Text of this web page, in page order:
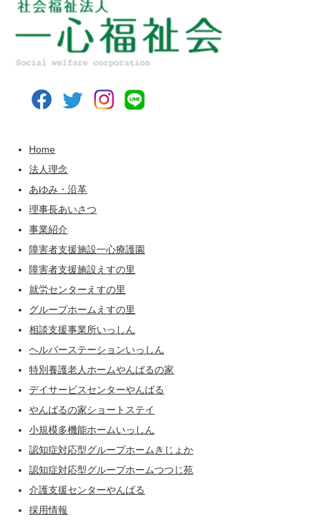
Home
法人理念
あゆみ・沿革
理事長あいさつ
事業紹介
障害者支援施設一心療護園
障害者支援施設えすの里
就労センターえすの里
グループホームえすの里
相談支援事業所いっしん
ヘルパーステーションいっしん
特別養護老人ホームやんばるの家
デイサービスセンターやんばる
やんばるの家ショートステイ
小規模多機能ホームいっしん
認知症対応型グループホームきじょか
認知症対応型グループホームつつじ苑
介護支援センターやんばる
採用情報